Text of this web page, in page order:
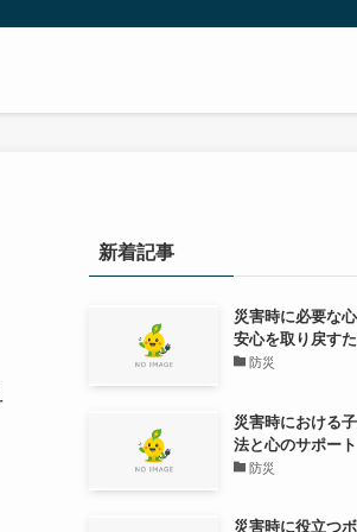
新着記事
災害時に必要な
安心を取り戻す
防災
災害時における
法と心のサポート
防災
災害時に役立つ